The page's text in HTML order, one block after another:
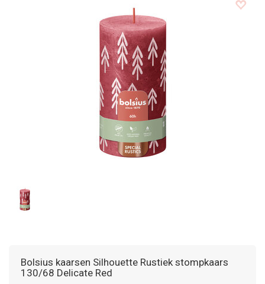
Bolsius kaarsen Silhouette Rustiek stompkaars
130/68 Delicate Red